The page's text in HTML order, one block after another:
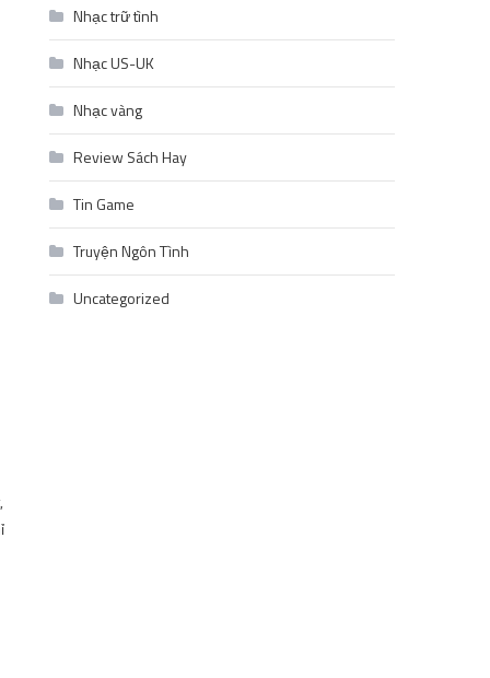
Nhạc trữ tình
Nhạc US-UK
Nhạc vàng
Review Sách Hay
Tin Game
Truyện Ngôn Tình
Uncategorized